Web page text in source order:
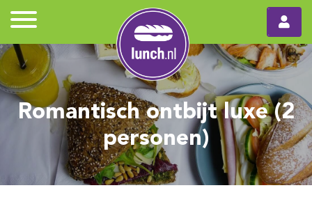
Romantisch ontbijt luxe (2
personen)